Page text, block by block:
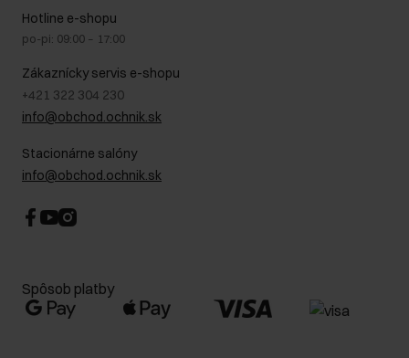
Bezpečné nakupovanie
Blog
Najčastejšie kladené otázky (FAQ)
GDPR - Zásady ochrany osobných údajov
Právne informácie
Hotline e-shopu
po-pi: 09:00 – 17:00
Zákaznícky servis e-shopu
+421 322 304 230
info@obchod.ochnik.sk
Stacionárne salóny
info@obchod.ochnik.sk
Spôsob platby